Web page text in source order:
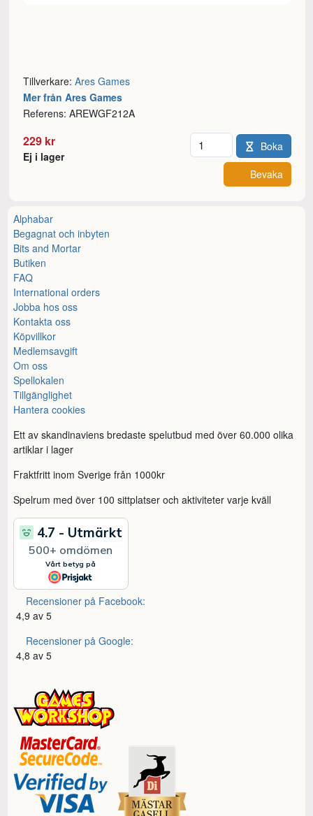
Tillverkare:Ares Games
Mer från Ares Games
Referens: AREWGF212A
229 kr
Ej i lager
Antal Boka
Bevaka
Alphabar
Begagnat och inbyten
Bits and Mortar
Butiken
FAQ
International orders
Jobba hos oss
Kontakta oss
Köpvillkor
Medlemsavgift
Om oss
Spellokalen
Tillgänglighet
Hantera cookies
Ett av skandinaviens bredaste spelutbud med över 60.000 olika
artiklar i lager
Fraktfritt inom Sverige från 1000kr
Spelrum med över 100 sittplatser och aktiviteter varje kväll
Recensioner på Facebook:
4,9 av 5
Recensioner på Google:
4,8 av 5